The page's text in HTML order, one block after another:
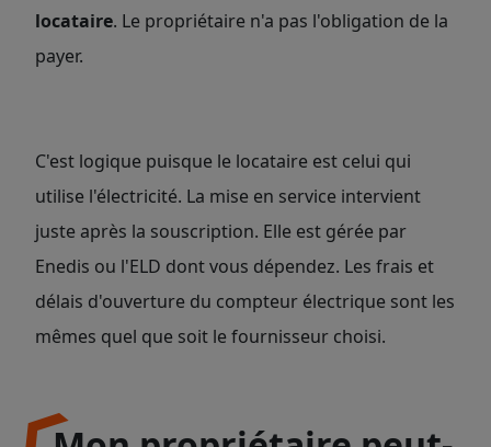
locataire. Le propriétaire n'a pas l'obligation de la
payer.
C'est logique puisque le locataire est celui qui
utilise l'électricité. La mise en service intervient
juste après la souscription. Elle est gérée par
Enedis ou l'ELD dont vous dépendez. Les frais et
délais d'ouverture du compteur électrique sont les
mêmes quel que soit le fournisseur choisi.